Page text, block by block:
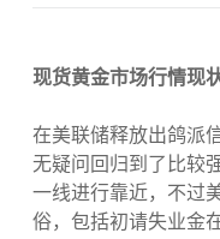
现货黄金市场行情现
在美联储释放出鸽派
无疑问回归到了比较
一线进行靠近，不过
俗，包括初请失业金